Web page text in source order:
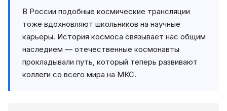
В России подобные космические трансляции
тоже вдохновляют школьников на научные
карьеры. История космоса связывает нас общим
наследием — отечественные космонавты
прокладывали путь, который теперь развивают
коллеги со всего мира на МКС.